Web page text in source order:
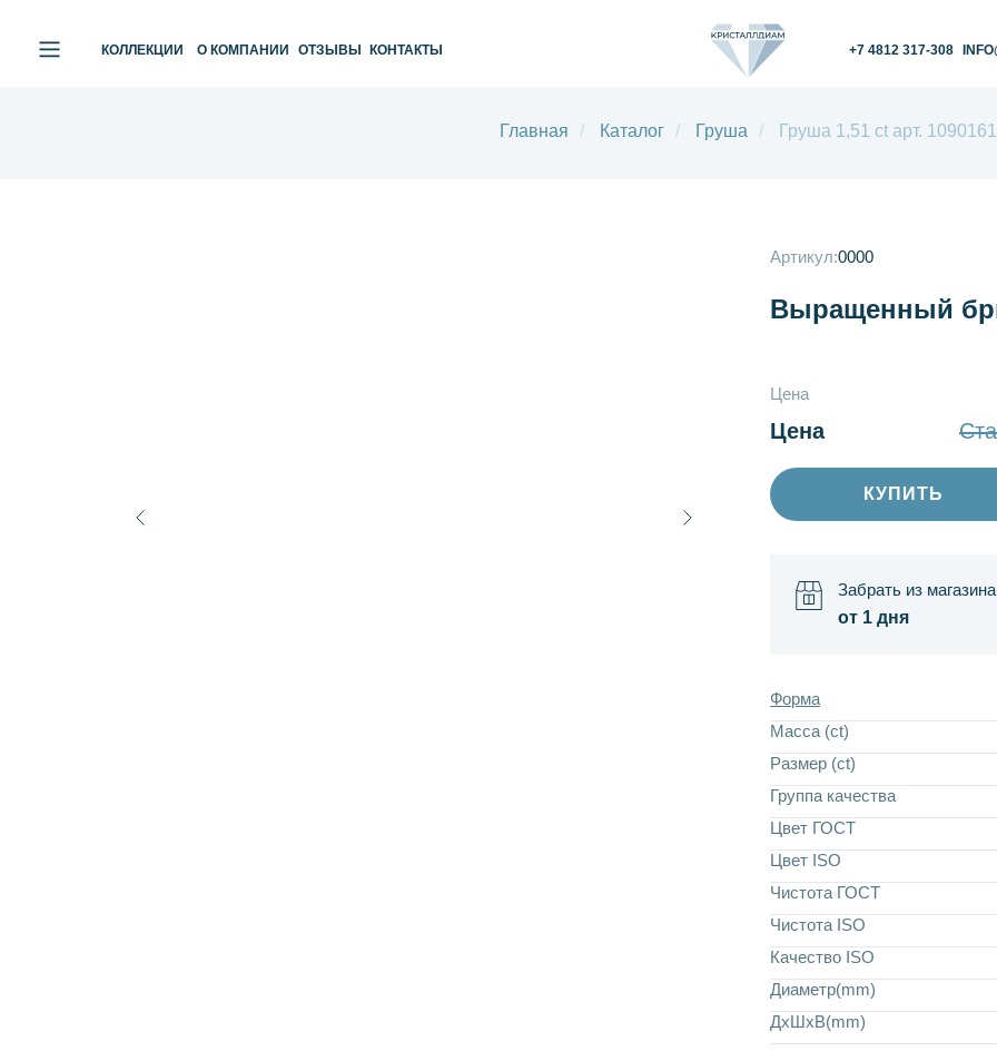
КОЛЛЕКЦИИ О КОМПАНИИ ОТЗЫВЫ КОНТАКТЫ +7 4812 317-308
Главная / Каталог / Груша / Груша 1,51 ct арт. 1090161
от 1 дня
Забрать из магазина
Выращенный
Артикул:0000
Форма
Масса (ct)
Размер (ct)
Группа качества
Цвет ГОСТ
Цвет ISO
Чистота ГОСТ
Чистота ISO
Качество ISO
Диаметр(mm)
ДхШхВ(mm)
Цена
Цена
КУПИТЬ